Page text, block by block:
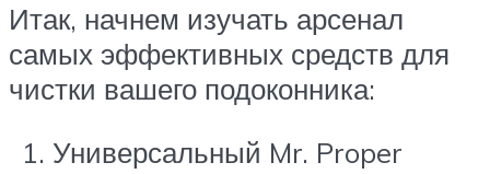
Итак, начнем изучать арсенал
самых эффективных средств для
чистки вашего подоконника:
Универсальный Mr. Proper